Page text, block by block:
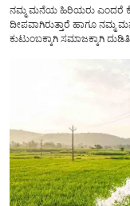
ನಮ್ಮ ಮನೆಯ ಹಿರಿಯರು ಎಂದರೆ
ದೀಪವಾಗಿರುತ್ತಾರೆ ಹಾಗೂ ನಮ್ಮ
ಕುಟುಂಬಕ್ಕಾಗಿ ಸಮಾಜಕ್ಕಾಗಿ